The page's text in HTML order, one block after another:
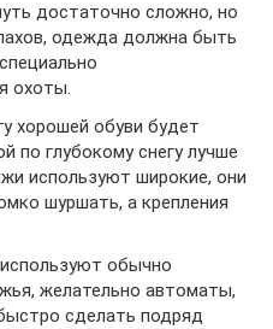
достаточно сложно, но
одежда должна быть
охоты.
хорошей обуви будет
по глубокому снегу лучше
используют широкие, они
шуршать, а крепления
обычно
желательно автоматы,
сделать подряд